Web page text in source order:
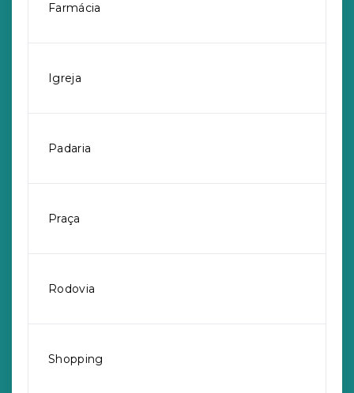
Farmácia
Igreja
Padaria
Praça
Rodovia
Shopping